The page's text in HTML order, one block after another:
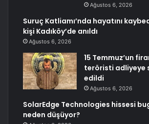
Ağustos 6, 2026
Suruç Katliamı’nda hayatını
kişi Kadıköy’de anıldı
Ağustos 6, 2026
15 Temmuz’un
teröristi adliyeye
edildi
Ağustos 6, 2026
SolarEdge Technologies hissesi
neden düşüyor?